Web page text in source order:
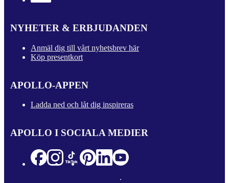
NYHETER & ERBJUDANDEN
Anmäl dig till vårt nyhetsbrev här
Köp presentkort
APOLLO-APPEN
Ladda ned och låt dig inspireras
APOLLO I SOCIALA MEDIER